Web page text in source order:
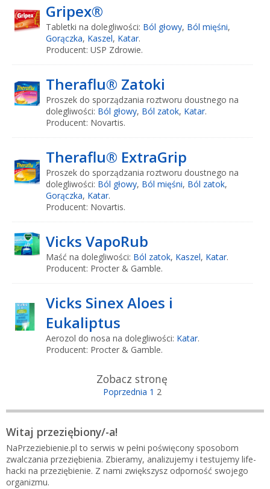
Gripex®
Tabletki na dolegliwości: Ból głowy, Ból mięśni,
Gorączka, Kaszel, Katar.
Producent: USP Zdrowie.
Theraflu® Zatoki
Proszek do sporządzania roztworu doustnego na
dolegliwości: Ból głowy, Ból zatok, Katar.
Producent: Novartis.
Theraflu® ExtraGrip
Proszek do sporządzania roztworu doustnego na
dolegliwości: Ból głowy, Ból mięśni, Ból zatok,
Gorączka, Katar.
Producent: Novartis.
Vicks VapoRub
Maść na dolegliwości: Ból zatok, Kaszel, Katar.
Producent: Procter & Gamble.
Vicks Sinex Aloes i
Eukaliptus
Aerozol do nosa na dolegliwości: Katar.
Producent: Procter & Gamble.
Zobacz stronę
Poprzednia 1 2
Witaj przeziębiony/-a!
NaPrzeziebienie.pl to serwis w pełni poświęcony sposobom
zwalczania przeziębienia. Zbieramy, analizujemy i testujemy life-
hacki na przeziębienie. Z nami zwiększysz odporność swojego
organizmu.